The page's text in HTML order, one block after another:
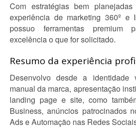
Com estratégias bem
experiência de marketing 360º e
possuo ferramentas premium
excelência o que for solicitado.
Resumo da experiência
Desenvolvo desde a identidade
manual da marca, apresentação
landing page e site, como
Business, anúncios patrocinados
Ads e Automação nas Redes